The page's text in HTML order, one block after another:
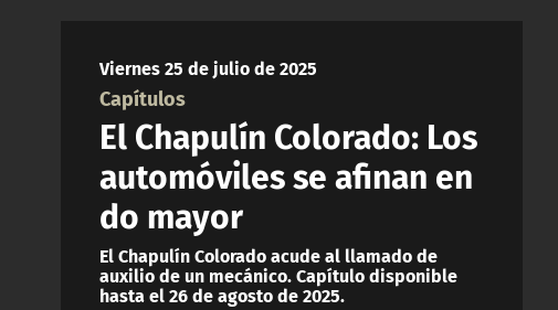
Viernes 25 de julio de 2025
Capítulos
El Chapulín Colorado: Los
automóviles se afinan en
do mayor
El Chapulín Colorado acude al llamado de
auxilio de un mecánico. Capítulo disponible
hasta el 26 de agosto de 2025.